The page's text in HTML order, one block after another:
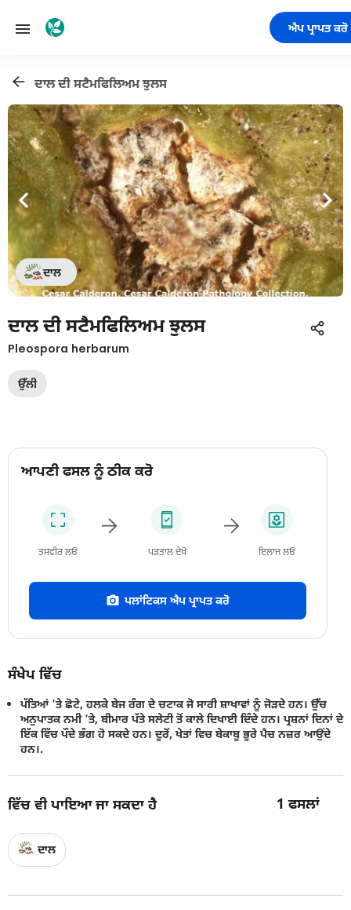
ਐਪ ਪ੍ਰਾਪਤ ਕਰੋ
ਦਾਲ ਦੀ ਸਟੈਮਫਿਲਿਅਮ ਝੁਲਸ
ਦਾਲ
ਦਾਲ ਦੀ ਸਟੈਮਫਿਲਿਅਮ ਝੁਲਸ
Pleospora herbarum
ਉੱਲੀ
ਆਪਣੀ ਫਸਲ ਨੂੰ ਠੀਕ ਕਰੋ
ਤਸਵੀਰ ਲਓ ਪੜਤਾਲ ਦੇਖੋ ਇਲਾਜ ਲਓ
ਪਲਾਂਟਿਕਸ ਐਪ ਪ੍ਰਾਪਤ ਕਰੋ
ਸੰਖੇਪ ਵਿੱਚ
ਪੱਤਿਆਂ 'ਤੇ ਛੋਟੇ, ਹਲਕੇ ਬੇਜ ਰੰਗ ਦੇ ਚਟਾਕ ਜੋ ਸਾਰੀ ਸ਼ਾਖਾਵਾਂ ਨੂੰ ਜੋੜਦੇ ਹਨ। ਉੱਚ
ਅਨੁਪਾਤਕ ਨਮੀ 'ਤੇ, ਬੀਮਾਰ ਪੱਤੇ ਸਲੇਟੀ ਤੋਂ ਕਾਲੇ ਦਿਖਾਈ ਦਿੰਦੇ ਹਨ। ਪ੍ਰਸ਼ਨਾਂ ਦਿਨਾਂ ਦੇ
ਇੱਕ ਵਿੱਚ ਪੌਦੇ ਭੰਗ ਹੋ ਸਕਦੇ ਹਨ। ਦੂਰੋਂ, ਖੇਤਾਂ ਵਿਚ ਬੇਕਾਬੂ ਭੂਰੇ ਪੈਚ ਨਜ਼ਰ ਆਉਂਦੇ
ਹਨ।.
ਵਿੱਚ ਵੀ ਪਾਇਆ ਜਾ ਸਕਦਾ ਹੈ 1ਫਸਲਾਂ
ਦਾਲ